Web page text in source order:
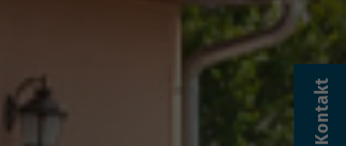
Kontakt